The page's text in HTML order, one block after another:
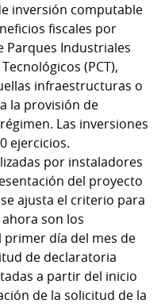
inversión computable
fiscales por
Parques Industriales
(PCT),
infraestructuras o
la provisión de
Las inversiones
ejercicios.
por instaladores
del proyecto
ajusta el criterio para
son los
primer día del mes de
de declaratoria
a partir del inicio
de la solicitud de la